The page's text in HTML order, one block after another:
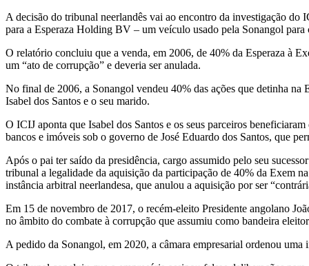
A decisão do tribunal neerlandês vai ao encontro da investigação
para a Esperaza Holding BV – um veículo usado pela Sonangol para
O relatório concluiu que a venda, em 2006, de 40% da Esperaza à
um “ato de corrupção” e deveria ser anulada.
No final de 2006, a Sonangol vendeu 40% das ações que detinha na
Isabel dos Santos e o seu marido.
O ICIJ aponta que Isabel dos Santos e os seus parceiros
bancos e imóveis sob o governo de José Eduardo dos Santos, que
Após o pai ter saído da presidência, cargo assumido pelo seu
tribunal a legalidade da aquisição da participação de 40% da Exem
instância arbitral neerlandesa, que anulou a aquisição por ser
Em 15 de novembro de 2017, o recém-eleito Presidente angolano
no âmbito do combate à corrupção que assumiu como bandeira
A pedido da Sonangol, em 2020, a câmara empresarial ordenou